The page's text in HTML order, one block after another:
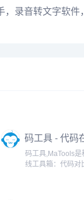
录音转文字软
码工具 - 代码
箱
码工具,MaTools是
线工具箱：代码对